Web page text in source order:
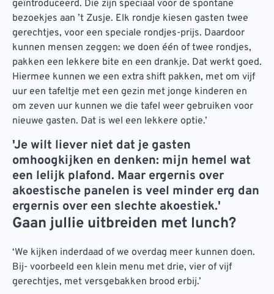
geïntroduceerd. Die zijn speciaal voor de spontane
bezoekjes aan ’t Zusje. Elk rondje kiesen gasten twee
gerechtjes, voor een speciale rondjes-prijs. Daardoor
kunnen mensen zeggen: we doen één of twee rondjes,
pakken een lekkere bite en een drankje. Dat werkt goed.
Hiermee kunnen we een extra shift pakken, met om vijf
uur een tafeltje met een gezin met jonge kinderen en
om zeven uur kunnen we die tafel weer gebruiken voor
nieuwe gasten. Dat is wel een lekkere optie.’
'Je wilt liever niet dat je gasten
omhoogkijken en denken: mijn hemel wat
een lelijk plafond. Maar ergernis over
akoestische panelen is veel minder erg dan
ergernis over een slechte akoestiek.'
Gaan jullie uitbreiden met lunch?
‘We kijken inderdaad of we overdag meer kunnen doen.
Bij- voorbeeld een klein menu met drie, vier of vijf
gerechtjes, met versgebakken brood erbij.’